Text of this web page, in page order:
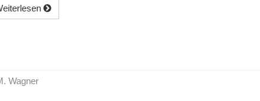
Wagner